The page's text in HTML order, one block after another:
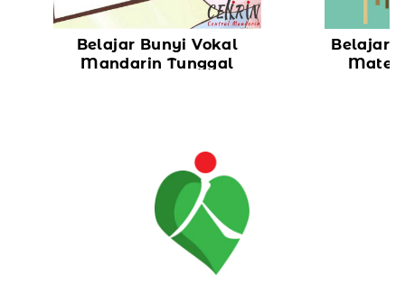
Belajar Bunyi Vokal
Mandarin Tunggal
Belajar